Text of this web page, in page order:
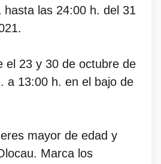
hasta las 24:00 h. del 31
el 23 y 30 de octubre de
a 13:00 h. en el bajo de
mayor de edad y
Marca los